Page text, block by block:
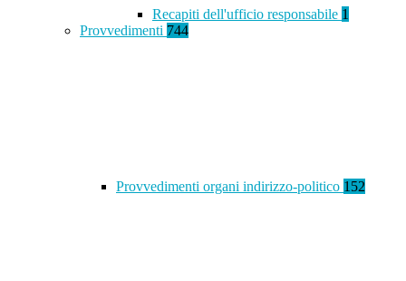
Recapiti dell'ufficio responsabile 1
Provvedimenti 744
Provvedimenti organi indirizzo-politico 152